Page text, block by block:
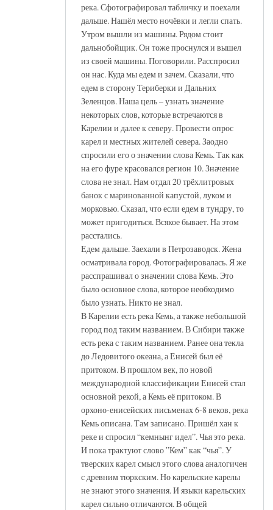
река. Сфотографировал табличку и поехали
дальше. Нашёл место ночёвки и легли спать.
Утром вышли из машины. Рядом стоит
дальнобойщик. Он тоже проснулся и вышел
из своей машины. Поговорили. Расспросил
он нас. Куда мы едем и зачем. Сказали, что
едем в сторону Териберки и Дальних
Зеленцов. Наша цель – узнать значение
некоторых слов, которые встречаются в
Карелии и далее к северу. Провести опрос
карел и местных жителей севера. Заодно
спросили его о значении слова Кемь. Так как
на его фуре красовался регион 10. Значение
слова не знал. Нам отдал 20 трёхлитровых
банок с маринованной капустой, луком и
морковью. Сказал, что если едем в тундру, то
может пригодиться. Всякое бывает. На этом
расстались.
Едем дальше. Заехали в Петрозаводск. Жена
осматривала город. Фотографировалась. Я же
расспрашивал о значении слова Кемь. Это
было основное слова, которое необходимо
было узнать. Никто не знал.
В Карелии есть река Кемь, а также небольшой
город под таким названием. В Сибири также
есть река с таким названием. Ранее она текла
до Ледовитого океана, а Енисей был её
притоком. В прошлом век, по новой
международной классификации Енисей стал
основной рекой, а Кемь её притоком. В
орхоно-енисейских письменах 6-8 веков, река
Кемь описана. Там записано. Пришёл хан к
реке и спросил “кемнынг идел”. Чья это река.
И пока трактуют слово ”Кем” как “чья”. У
тверских карел смысл этого слова аналогичен
с древним тюркским. Но карельские карелы
не знают этого значения. И языки карельских
карел сильно отличаются. В общей